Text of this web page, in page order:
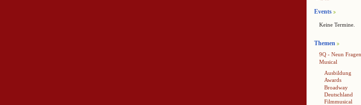
Events
Keine Termine.
Themen
9Q - Neun
Musical
Ausbildung
Awards
Broadway
Deutschland
Filmmusical